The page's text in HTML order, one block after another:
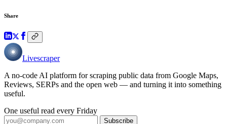
Share
Livescraper
A no-code AI platform for scraping public data from Google Maps,
Reviews, SERPs and the open web — and turning it into something
useful.
One useful read every Friday
Subscribe